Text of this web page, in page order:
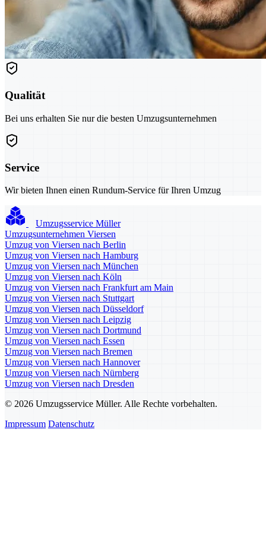
Qualität
Bei uns erhalten Sie nur die besten Umzugsunternehmen
Service
Wir bieten Ihnen einen Rundum-Service für Ihren Umzug
Umzugsservice Müller
Umzugsunternehmen Viersen
Umzug von Viersen nach Berlin
Umzug von Viersen nach Hamburg
Umzug von Viersen nach München
Umzug von Viersen nach Köln
Umzug von Viersen nach Frankfurt am Main
Umzug von Viersen nach Stuttgart
Umzug von Viersen nach Düsseldorf
Umzug von Viersen nach Leipzig
Umzug von Viersen nach Dortmund
Umzug von Viersen nach Essen
Umzug von Viersen nach Bremen
Umzug von Viersen nach Hannover
Umzug von Viersen nach Nürnberg
Umzug von Viersen nach Dresden
© 2026 Umzugsservice Müller. Alle Rechte vorbehalten.
Impressum Datenschutz